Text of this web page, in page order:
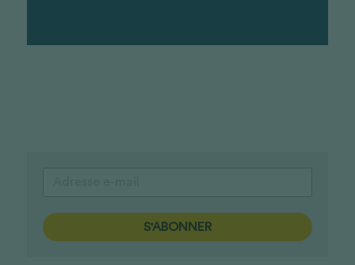
S'ABONNER